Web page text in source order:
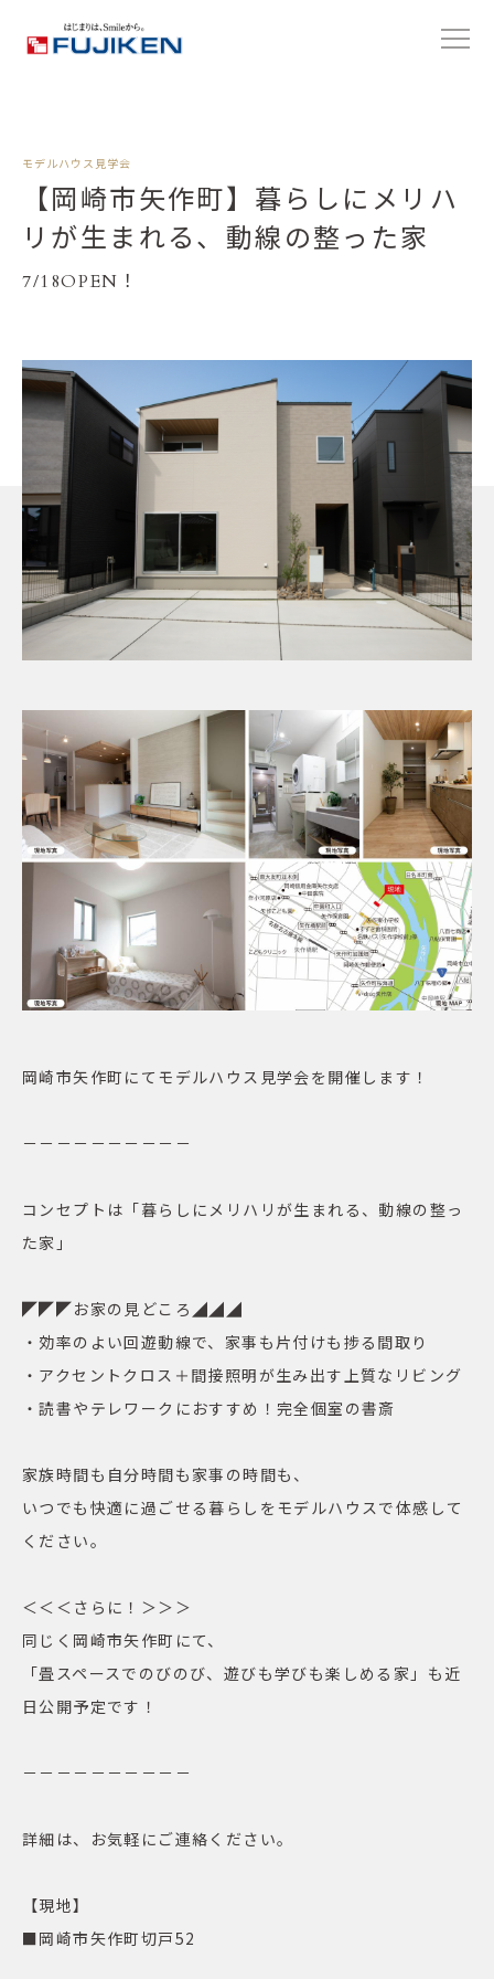
モデルハウス見学会
【岡崎市矢作町】暮らしにメリハ
リが生まれる、動線の整った家
7/18OPEN！
岡崎市矢作町にてモデルハウス見学会を開催します！
－－－－－－－－－－
コンセプトは「暮らしにメリハリが生まれる、動線の整っ
た家」
◤◤◤お家の見どころ◢◢◢
・効率のよい回遊動線で、家事も片付けも捗る間取り
・アクセントクロス＋間接照明が生み出す上質なリビング
・読書やテレワークにおすすめ！完全個室の書斎
家族時間も自分時間も家事の時間も、
いつでも快適に過ごせる暮らしをモデルハウスで体感して
ください。
＜＜＜さらに！＞＞＞
同じく岡崎市矢作町にて、
「畳スペースでのびのび、遊びも学びも楽しめる家」も近
日公開予定です！
－－－－－－－－－－
詳細は、お気軽にご連絡ください。
【現地】
■岡崎市矢作町切戸52